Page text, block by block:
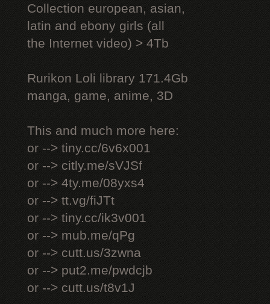
Collection european, asian,
latin and ebony girls (all
the Internet video) > 4Tb
Rurikon Lоli library 171.4Gb
manga, game, anime, 3D
This and much more here:
or --> tiny.cc/6v6x001
or --> citly.me/sVJSf
or --> 4ty.me/08yxs4
or --> tt.vg/fiJTt
or --> tiny.cc/ik3v001
or --> mub.me/qPg
or --> cutt.us/3zwna
or --> put2.me/pwdcjb
or --> cutt.us/t8v1J